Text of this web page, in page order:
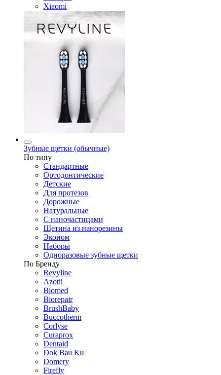
Xiaomi
Зубные щетки (обычные)
По типу
Стандартные
Ортодонтические
Детские
Для протезов
Дорожные
Натуральные
С наночастицами
Щетина из нанорезины
Эконом
Наборы
Одноразовые зубные щетки
По Бренду
Revyline
Azotii
Biomed
Biorepair
BrushBaby
Buccotherm
Corlyse
Curaprox
Dentaid
Dok Bau Ku
Domery
Firefly